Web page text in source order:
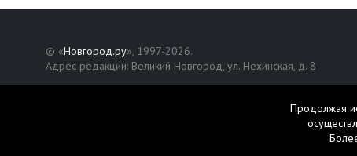
© «Новгород.ру», 1997-2026.
Адрес редакции: Великий Новгород, ул. Нехинская, д. 8
, публикуются на правах
Продолжая